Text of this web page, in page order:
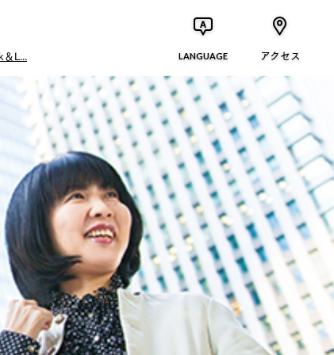
L... LANGUAGE アクセス